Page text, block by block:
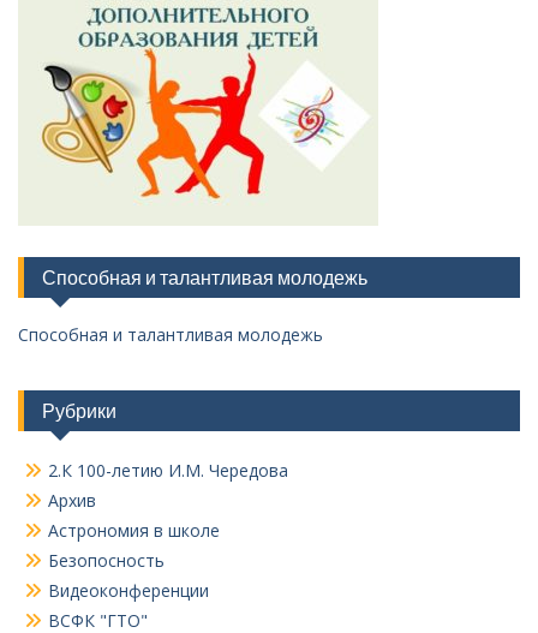
Способная и талантливая молодежь
Способная и талантливая молодежь
Рубрики
2.К 100-летию И.М. Чередова
Архив
Астрономия в школе
Безопосность
Видеоконференции
ВСФК "ГТО"